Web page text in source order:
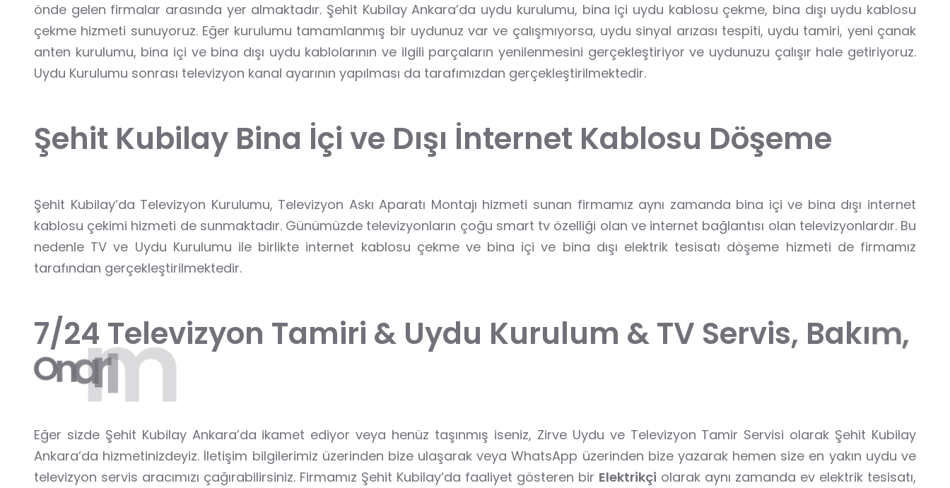
önde gelen firmalar arasında yer almaktadır. Şehit Kubilay Ankara’da uydu kurulumu, bina içi uydu kablosu çekme, bina dışı uydu kablosu
çekme hizmeti sunuyoruz. Eğer kurulumu tamamlanmış bir uydunuz var ve çalışmıyorsa, uydu sinyal arızası tespiti, uydu tamiri, yeni çanak
anten kurulumu, bina içi ve bina dışı uydu kablolarının ve ilgili parçaların yenilenmesini gerçekleştiriyor ve uydunuzu çalışır hale getiriyoruz.
Uydu Kurulumu sonrası televizyon kanal ayarının yapılması da tarafımızdan gerçekleştirilmektedir.
Şehit Kubilay Bina İçi ve Dışı İnternet Kablosu Döşeme
Şehit Kubilay’da Televizyon Kurulumu, Televizyon Askı Aparatı Montajı hizmeti sunan firmamız aynı zamanda bina içi ve bina dışı internet
kablosu çekimi hizmeti de sunmaktadır. Günümüzde televizyonların çoğu smart tv özelliği olan ve internet bağlantısı olan televizyonlardır. Bu
nedenle TV ve Uydu Kurulumu ile birlikte internet kablosu çekme ve bina içi ve bina dışı elektrik tesisatı döşeme hizmeti de firmamız
tarafından gerçekleştirilmektedir.
7/24 Televizyon Tamiri & Uydu Kurulum &TV Servis, Bakım,
Onarım
Eğer sizde Şehit Kubilay Ankara’da ikamet ediyor veya henüz taşınmış iseniz, Zirve Uydu ve Televizyon Tamir Servisi olarak Şehit Kubilay
Ankara’da hizmetinizdeyiz. İletişim bilgilerimiz üzerinden bize ulaşarak veya WhatsApp üzerinden bize yazarak hemen size en yakın uydu ve
televizyon servis aracımızı çağırabilirsiniz. Firmamız Şehit Kubilay’da faaliyet gösteren bir Elektrikçi olarak aynı zamanda ev elektrik tesisatı,